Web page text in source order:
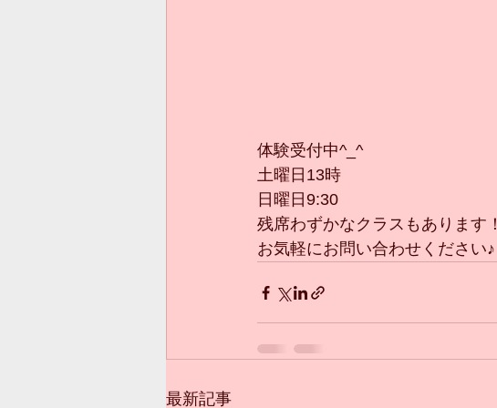
体験受付中^_^
土曜日13時
日曜日9:30
残席わずかなクラスもあります！
お気軽にお問い合わせください♪
最新記事